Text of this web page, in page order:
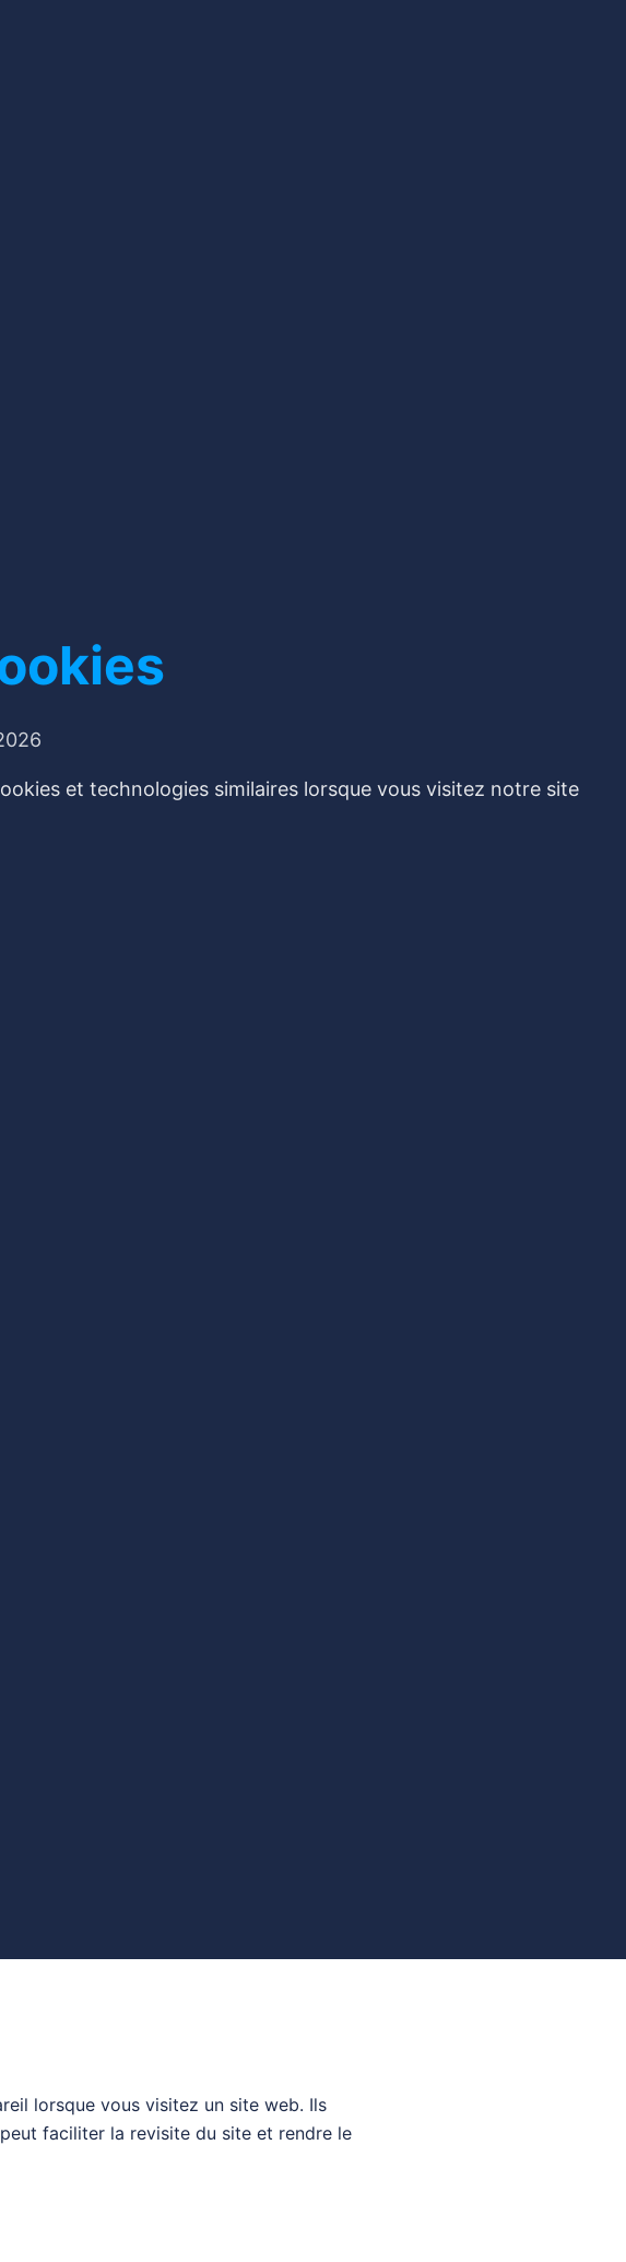
et technologies similaires lorsque vous visitez notre site
lorsque vous visitez un site web. Ils
faciliter la revisite du site et rendre le